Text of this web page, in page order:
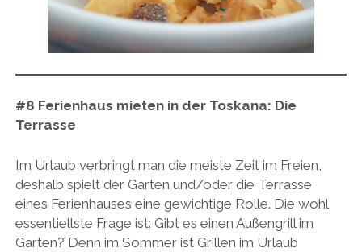
#8 Ferienhaus mieten in der Toskana: Die
Terrasse
Im Urlaub verbringt man die meiste Zeit im Freien,
deshalb spielt der Garten und/oder die Terrasse
eines Ferienhauses eine gewichtige Rolle. Die wohl
essentiellste Frage ist: Gibt es einen Außengrill im
Garten? Denn im Sommer ist Grillen im Urlaub